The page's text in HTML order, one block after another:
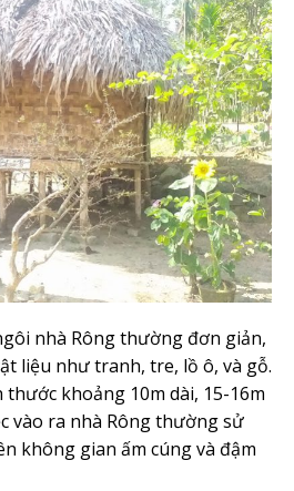
nhà Rông thường đơn giản,
liệu như tranh, tre, lồ ô, và gỗ.
khoảng 10m dài, 15-16m
vào ra nhà Rông thường sử
không gian ấm cúng và đậm